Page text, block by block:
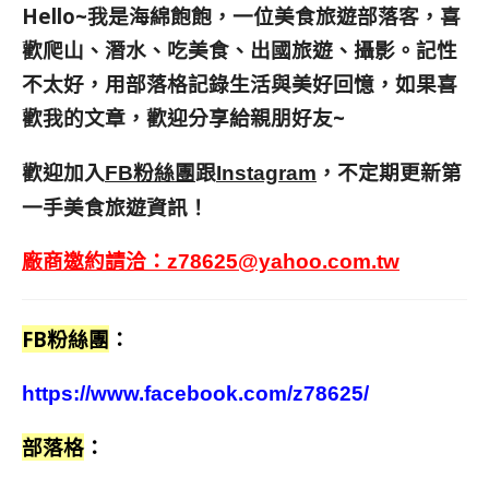
Hello~我是海綿飽飽，一位美食旅遊部落客， 喜
歡爬山、潛水、吃美食、出國旅遊、攝影。 記性
不太好，用部落格記錄生活與美好回憶， 如果喜
歡我的文章，歡迎分享給親朋好友~
歡迎加入FB粉絲團跟Instagram ，不定期更新第
一手美食旅遊資訊！
廠商邀約請洽： z78625@yahoo.com.tw
FB粉絲團 ：
https://www.facebook.com/z78625/
部落格 ：